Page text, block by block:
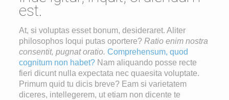
est.
At, si voluptas esset bonum, desideraret. Aliter
philosophos loqui putas oportere?Ratio enim nostra
consentit, pugnat oratio. Comprehensum, quod
cognitum non habet? Nam aliquando posse recte
fieri dicunt nulla expectata nec quaesita voluptate.
Primum quid tu dicis breve? Eam si varietatem
diceres, intellegerem, ut etiam non dicente te